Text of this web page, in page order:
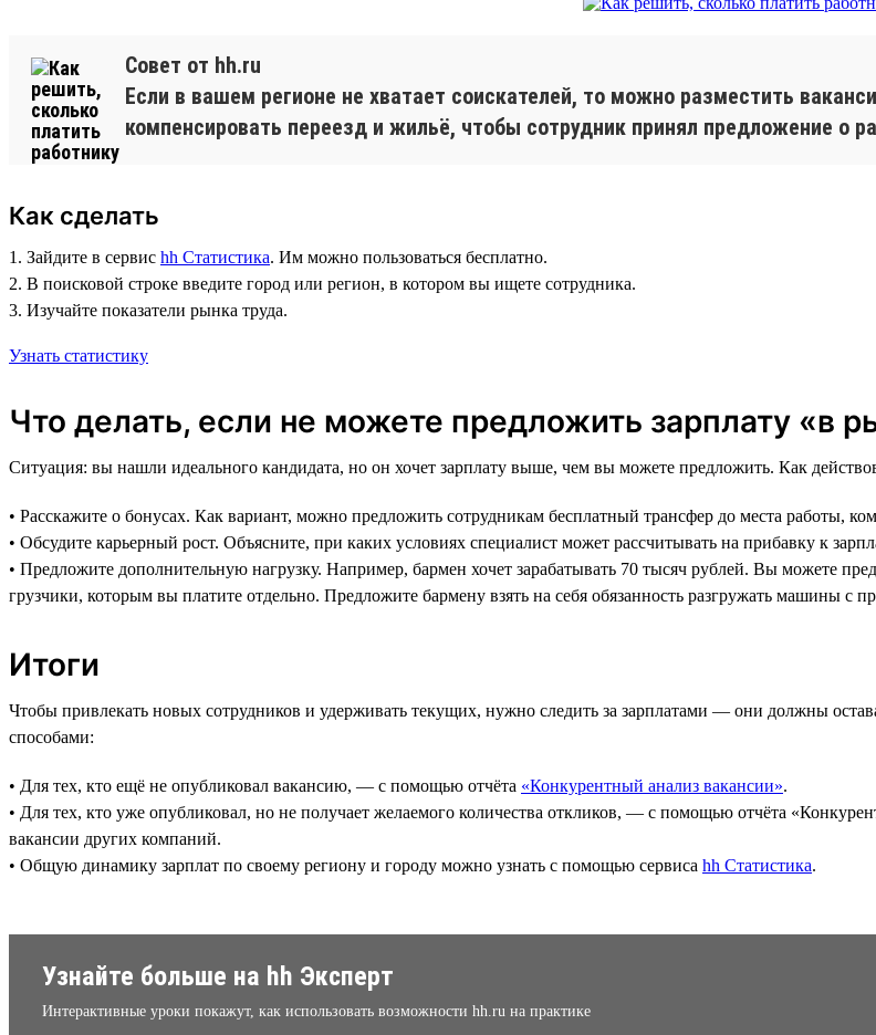
Совет от hh.ru
Если в вашем регионе не хватает соискателей, то можно разместить
компенсировать переезд и жильё, чтобы сотрудник принял предложение о
Как сделать
1. Зайдите в сервис hh Статистика. Им можно пользоваться бесплатно.
2. В поисковой строке введите город или регион, в котором вы ищете сотрудника.
3. Изучайте показатели рынка труда.
Узнать статистику
Что делать, если не можете предложить зарплату «в
Ситуация: вы нашли идеального кандидата, но он хочет зарплату выше, чем вы можете предложить. Как
• Расскажите о бонусах. Как вариант, можно предложить сотрудникам бесплатный трансфер до места работы,
• Обсудите карьерный рост. Объясните, при каких условиях специалист может рассчитывать на прибавку к
• Предложите дополнительную нагрузку. Например, бармен хочет зарабатывать 70 тысяч рублей. Вы можете
грузчики, которым вы платите отдельно. Предложите бармену взять на себя обязанность разгружать машины
Итоги
Чтобы привлекать новых сотрудников и удерживать текущих, нужно следить за зарплатами — они должны
способами:
• Для тех, кто ещё не опубликовал вакансию, — с помощью отчёта «Конкурентный анализ вакансии».
• Для тех, кто уже опубликовал, но не получает желаемого количества откликов, — с помощью отчёта
вакансии других компаний.
• Общую динамику зарплат по своему региону и городу можно узнать с помощью сервиса hh Статистика.
Узнайте больше на hh Эксперт
Интерактивные уроки покажут, как использовать возможности hh.ru на практике